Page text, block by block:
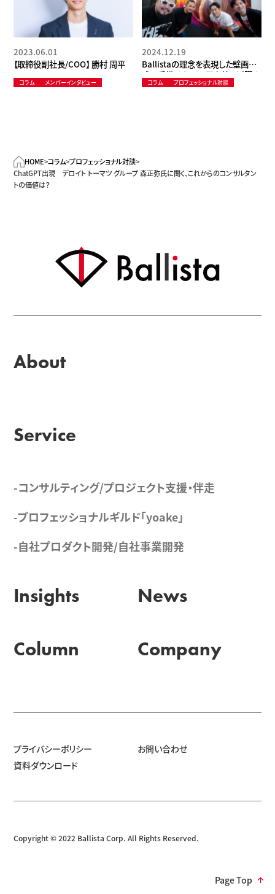
【取締役副社長/COO】 勝村 周平
2023.06.01
コラム メンバーインタビュー
Ballistaの理念を表現した壁画完
成 手掛けたのは国内外で活躍す
るアーティスト集団
2024.12.19
コラム プロフェッショナル対談
HOME>コラム>プロフェッショナル対談>
ChatGPT出現 デロイト トーマツ グループ 森正弥氏に聞く、これからのコンサルタン
トの価値は？
About
Service
-コンサルティング/プロジェクト支援・伴走
-プロフェッショナルギルド「yoake」
-自社プロダクト開発/自社事業開発
Insights News
Column Company
プライバシーポリシー
お問い合わせ
資料ダウンロード
Copyright © 2022 Ballista Corp. All Rights Reserved.
Page Top